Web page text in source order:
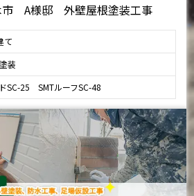
市 A様邸 外壁屋根塗装工事
て
装
SC-25 SMTルーフSC-48